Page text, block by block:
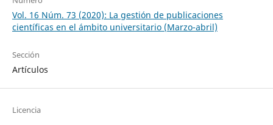
Vol. 16 Núm. 73 (2020): La gestión de publicaciones
científicas en el ámbito universitario (Marzo-abril)
Sección
Artículos
Licencia